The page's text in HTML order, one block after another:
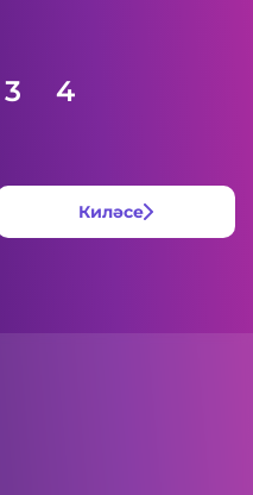
3 4
Киләсе